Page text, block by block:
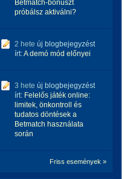
Betmatch-bónuszt
próbálsz aktiválni?
2 hete új blogbejegyzést
írt:A demó mód előnyei
3 hete új blogbejegyzést
írt: Felelős játék online:
limitek, önkontroll és
tudatos döntések a
Betmatch használata
során
Friss események »